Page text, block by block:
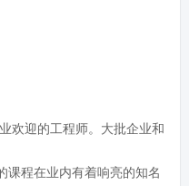
欢迎的工程师。大批企业和
课程在业内有着响亮的知名